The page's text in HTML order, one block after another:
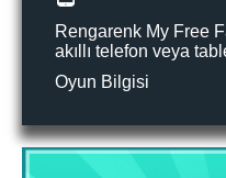
Rengarenk My Free
akıllı telefon veya
Oyun Bilgisi